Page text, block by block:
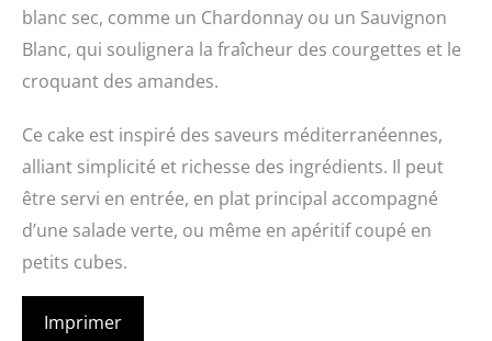
blanc sec, comme un Chardonnay ou un Sauvignon
Blanc, qui soulignera la fraîcheur des courgettes et le
croquant des amandes.
Ce cake est inspiré des saveurs méditerranéennes,
alliant simplicité et richesse des ingrédients. Il peut
être servi en entrée, en plat principal accompagné
d’une salade verte, ou même en apéritif coupé en
petits cubes.
Imprimer